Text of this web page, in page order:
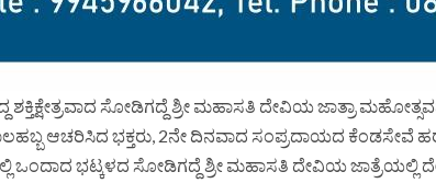
ಶಕ್ತಿಕ್ಷೇತ್ರವಾದ ಸೋಡಿಗದ್ದೆ ಶ್ರೀ ಮಹಾಸತಿ ದೇವಿಯ ಜಾತ್ರಾ
ಆಚರಿಸಿದ ಭಕ್ತರು, 2ನೇ ದಿನವಾದ ಸಂಪ್ರದಾಯದ ಕೆಂಡಸೇವೆ
ಒಂದಾದ ಭಟ್ಕಳದ ಸೋಡಿಗದ್ದೆ ಶ್ರೀ ಮಹಾಸತಿ ದೇವಿಯ